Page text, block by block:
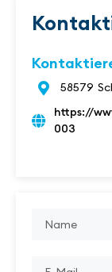
58579
https://
003